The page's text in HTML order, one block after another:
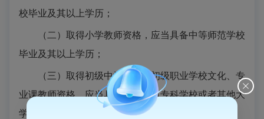
校毕业及其以上学历；
（二）取得小学教师资格，应当具备中等师范学校
毕业及其以上学历；
（三）取得初级中学教师、初级职业学校文化、专
业课教师资格，应当具备高等师范专科学校或者其他大
学专科毕业及其以上学历；